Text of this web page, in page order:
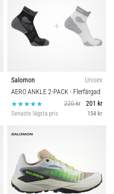
Salomon
Unisex
AERO ANKLE 2-PACK- Flerfärgad
220 kr
201 kr
Senaste lägsta pris 154 kr